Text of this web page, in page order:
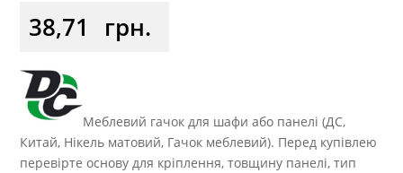
38,71 грн.
Меблевий гачок для шафи або панелі (ДС,
Китай, Нікель матовий, Гачок меблевий). Перед купівлею
перевірте основу для кріплення, товщину панелі, тип